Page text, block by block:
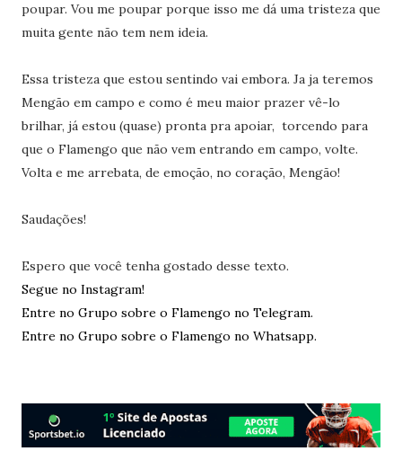
poupar. Vou me poupar porque isso me dá uma tristeza que
muita gente não tem nem ideia.
Essa tristeza que estou sentindo vai embora. Ja ja teremos
Mengão em campo e como é meu maior prazer vê-lo
brilhar, já estou (quase) pronta pra apoiar, torcendo para
que o Flamengo que não vem entrando em campo, volte.
Volta e me arrebata, de emoção, no coração, Mengão!
Saudações!
Espero que você tenha gostado desse texto.
Segue no Instagram!
Entre no Grupo sobre o Flamengo no Telegram.
Entre no Grupo sobre o Flamengo no Whatsapp.